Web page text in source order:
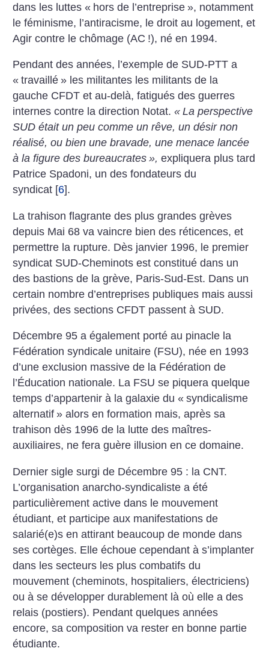
dans les luttes « hors de l’entreprise », notamment
le féminisme, l’antiracisme, le droit au logement, et
Agir contre le chômage (AC !), né en 1994.
Pendant des années, l’exemple de SUD-PTT a
« travaillé » les militantes les militants de la
gauche CFDT et au-delà, fatigués des guerres
internes contre la direction Notat.« La perspective
SUD était un peu comme un rêve, un désir non
réalisé, ou bien une bravade, une menace lancée
à la figure des bureaucrates », expliquera plus tard
Patrice Spadoni, un des fondateurs du
syndicat [6].
La trahison flagrante des plus grandes grèves
depuis Mai 68 va vaincre bien des réticences, et
permettre la rupture. Dès janvier 1996, le premier
syndicat SUD-Cheminots est constitué dans un
des bastions de la grève, Paris-Sud-Est. Dans un
certain nombre d’entreprises publiques mais aussi
privées, des sections CFDT passent à SUD.
Décembre 95 a également porté au pinacle la
Fédération syndicale unitaire (FSU), née en 1993
d’une exclusion massive de la Fédération de
l’Éducation nationale. La FSU se piquera quelque
temps d’appartenir à la galaxie du « syndicalisme
alternatif » alors en formation mais, après sa
trahison dès 1996 de la lutte des maîtres-
auxiliaires, ne fera guère illusion en ce domaine.
Dernier sigle surgi de Décembre 95 : la CNT.
L’organisation anarcho-syndicaliste a été
particulièrement active dans le mouvement
étudiant, et participe aux manifestations de
salarié(e)s en attirant beaucoup de monde dans
ses cortèges. Elle échoue cependant à s’implanter
dans les secteurs les plus combatifs du
mouvement (cheminots, hospitaliers, électriciens)
ou à se développer durablement là où elle a des
relais (postiers). Pendant quelques années
encore, sa composition va rester en bonne partie
étudiante.